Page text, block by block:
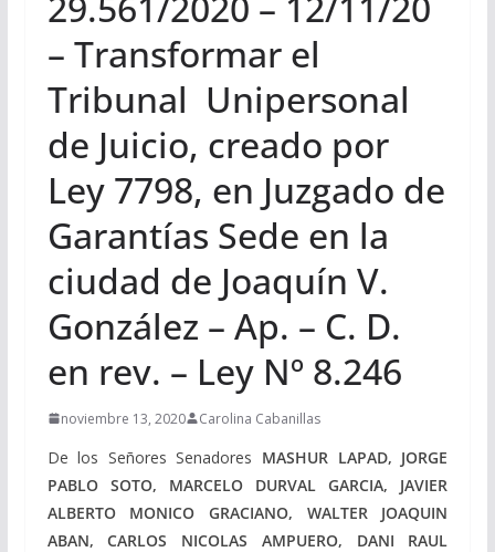
– Transformar el
Tribunal Unipersonal
de Juicio, creado por
Ley 7798, en Juzgado de
Garantías Sede en la
ciudad de Joaquín V.
González – Ap. – C. D.
en rev. – Ley Nº 8.246
noviembre 13, 2020 Carolina Cabanillas
De los Señores Senadores MASHUR LAPAD, JORGE
PABLO SOTO, MARCELO DURVAL GARCIA, JAVIER
ALBERTO MONICO GRACIANO, WALTER JOAQUIN
ABAN, CARLOS NICOLAS AMPUERO, DANI RAUL